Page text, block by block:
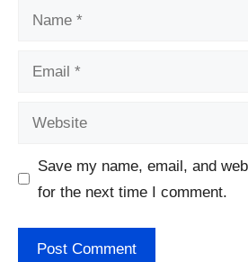
Name
Email
Website
Save my name, email, and
for the next time I comment.